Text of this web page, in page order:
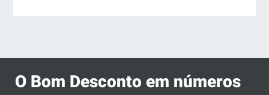
O Bom Desconto em números